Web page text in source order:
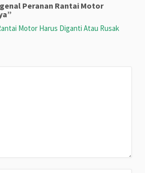
Peranan Rantai Motor
Motor Harus Diganti Atau Rusak